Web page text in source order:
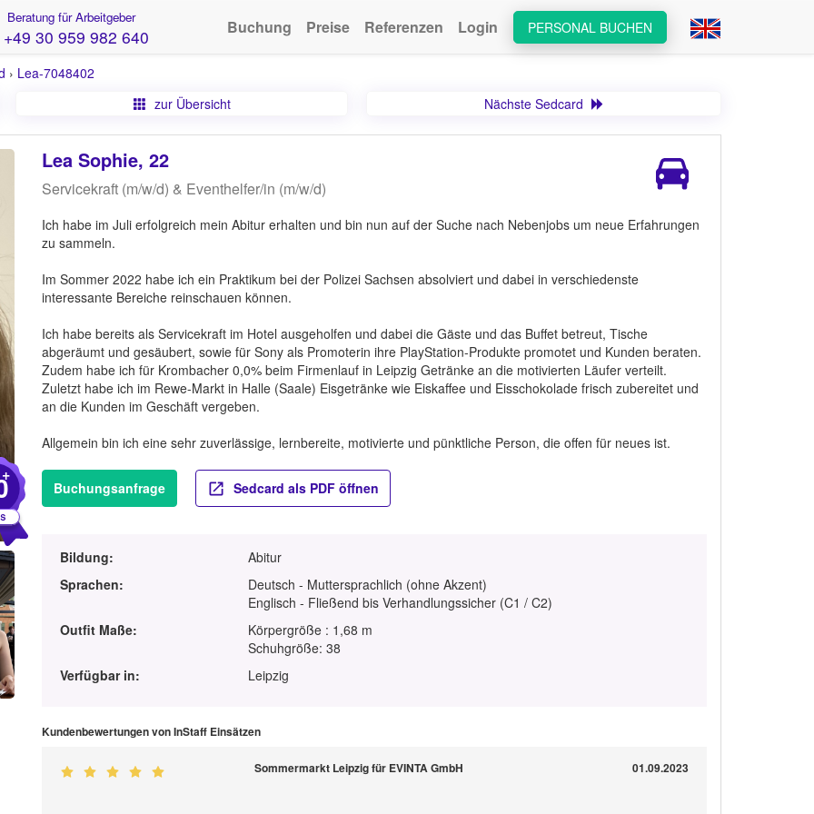
Beratung für Arbeitgeber
+49 30 959 982 640 PERSONAL BUCHEN
Buchung Preise Referenzen Login
› Lea-7048402
zur Übersicht
Nächste Sedcard
+
Lea Sophie, 22
Servicekraft (m/w/d) & Eventhelfer/in (m/w/d)
Ich habe im Juli erfolgreich mein Abitur erhalten und bin nun auf der Suche nach Nebenjobs um neue Erfahrungen
zu sammeln.
Im Sommer 2022 habe ich ein Praktikum bei der Polizei Sachsen absolviert und dabei in verschiedenste
interessante Bereiche reinschauen können.
Ich habe bereits als Servicekraft im Hotel ausgeholfen und dabei die Gäste und das Buffet betreut, Tische
abgeräumt und gesäubert, sowie für Sony als Promoterin ihre PlayStation-Produkte promotet und Kunden beraten.
Zudem habe ich für Krombacher 0,0% beim Firmenlauf in Leipzig Getränke an die motivierten Läufer verteilt.
Zuletzt habe ich im Rewe-Markt in Halle (Saale) Eisgetränke wie Eiskaffee und Eisschokolade frisch zubereitet und
an die Kunden im Geschäft vergeben.
Allgemein bin ich eine sehr zuverlässige, lernbereite, motivierte und pünktliche Person, die offen für neues ist.
Buchungsanfrage Sedcard als PDF öffnen
Bildung:
Abitur
Sprachen:
Deutsch - Muttersprachlich (ohne Akzent)
Englisch - Fließend bis Verhandlungssicher (C1 / C2)
Outfit Maße:
Körpergröße : 1,68 m
Schuhgröße: 38
Verfügbar in:
Leipzig
Kundenbewertungen von InStaff Einsätzen
Sommermarkt Leipzig für EVINTA GmbH 01.09.2023